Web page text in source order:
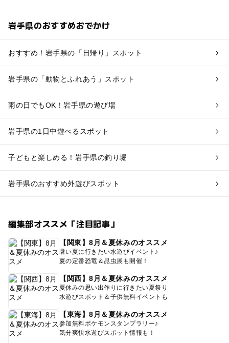
ります。
大人（高校生以上）3500円
小中学生 3500円
料となります。
から未就学児の参加は大人（高校生以上）1名様に対し最
※また、安全上の理由からお子様のみでの参加はできませ
岩手県のおすすめおでかけ
おすすめ！岩手県の「日帰り」スポット
岩手県の「動物とふれあう」スポット
雨の日でもOK！岩手県の遊び場
岩手県の1日中遊べるスポット
子どもと楽しめる！岩手県の釣り堀
岩手県のおすすめ外遊びスポット
編集部オススメ「注目記事」
【関東】8月＆夏休みのオススメ
暑い夏に行きたい水遊びイベント♪
夏の定番恐竜＆昆虫展も開催！
【関西】8月＆夏休みのオススメ
夏休みの思い出作りに行きたい夏祭り
水遊びスポット＆子供無料イベントも
【東海】8月＆夏休みのオススメ
参加無料ポケモンスタンプラリー♪
気分爽快水遊びスポット情報も！